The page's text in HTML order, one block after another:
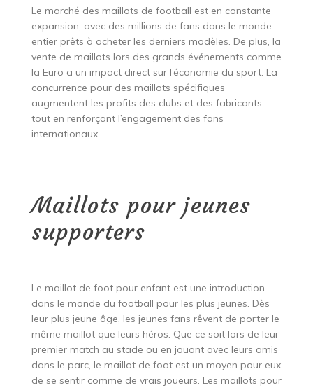
Le marché des maillots de football est en constante
expansion, avec des millions de fans dans le monde
entier prêts à acheter les derniers modèles. De plus, la
vente de maillots lors des grands événements comme
la Euro a un impact direct sur l’économie du sport. La
concurrence pour des maillots spécifiques
augmentent les profits des clubs et des fabricants
tout en renforçant l’engagement des fans
internationaux.
Maillots pour jeunes
supporters
Le maillot de foot pour enfant est une introduction
dans le monde du football pour les plus jeunes. Dès
leur plus jeune âge, les jeunes fans rêvent de porter le
même maillot que leurs héros. Que ce soit lors de leur
premier match au stade ou en jouant avec leurs amis
dans le parc, le maillot de foot est un moyen pour eux
de se sentir comme de vrais joueurs. Les maillots pour